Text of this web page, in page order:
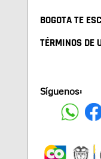
BOGOTA TE
TÉRMINOS DE
Síguenos: